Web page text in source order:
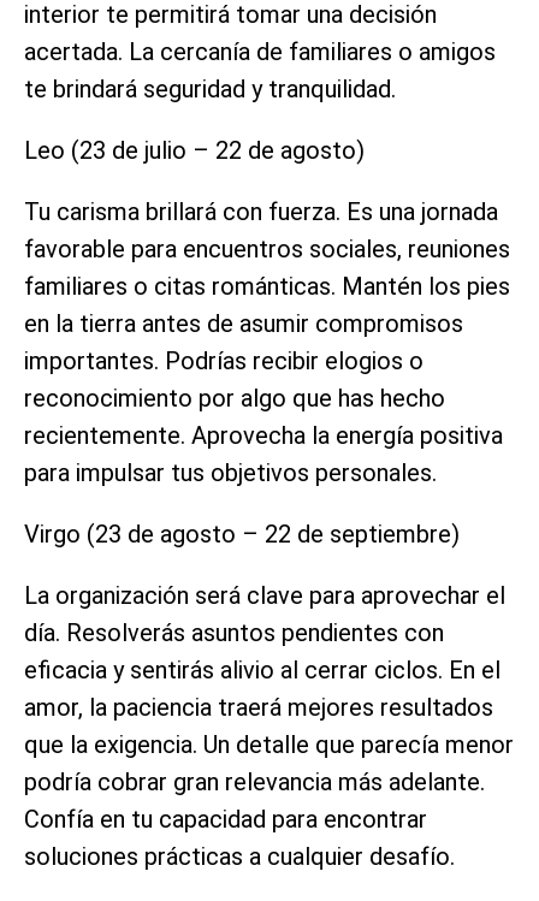
interior te permitirá tomar una decisión
acertada. La cercanía de familiares o amigos
te brindará seguridad y tranquilidad.
Leo (23 de julio – 22 de agosto)
Tu carisma brillará con fuerza. Es una jornada
favorable para encuentros sociales, reuniones
familiares o citas románticas. Mantén los pies
en la tierra antes de asumir compromisos
importantes. Podrías recibir elogios o
reconocimiento por algo que has hecho
recientemente. Aprovecha la energía positiva
para impulsar tus objetivos personales.
Virgo (23 de agosto – 22 de septiembre)
La organización será clave para aprovechar el
día. Resolverás asuntos pendientes con
eficacia y sentirás alivio al cerrar ciclos. En el
amor, la paciencia traerá mejores resultados
que la exigencia. Un detalle que parecía menor
podría cobrar gran relevancia más adelante.
Confía en tu capacidad para encontrar
soluciones prácticas a cualquier desafío.